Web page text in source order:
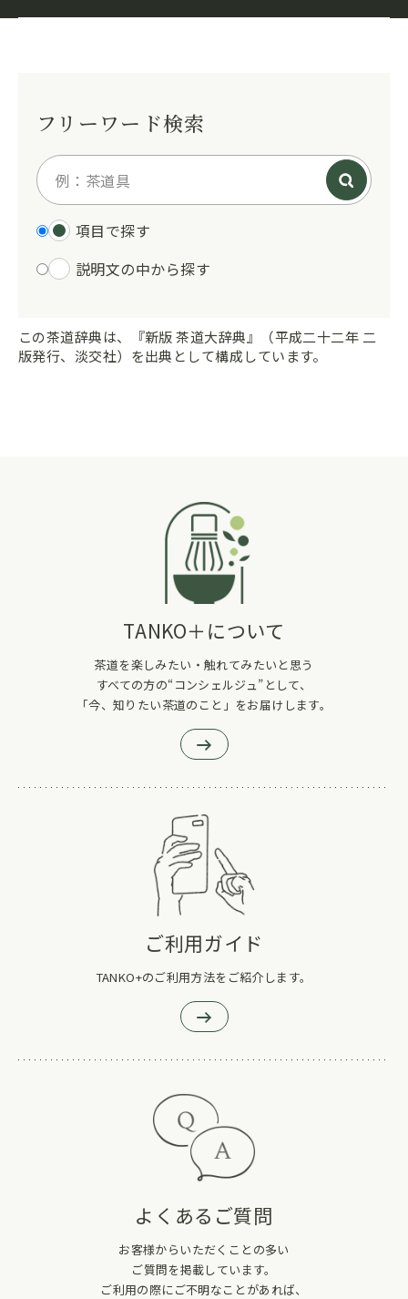
フリーワード検索
項目で探す
説明文の中から探す
この茶道辞典は、『新版 茶道大辞典』（平成二十二年 二
版発行、淡交社）を出典として構成しています。
TANKO＋について
茶道を楽しみたい・触れてみたいと思う
すべての方の“コンシェルジュ”として、
「今、知りたい茶道のこと」をお届けします。
ご利用ガイド
TANKO+のご利用方法をご紹介します。
よくあるご質問
お客様からいただくことの多い
ご質問を掲載しています。
ご利用の際にご不明なことがあれば、